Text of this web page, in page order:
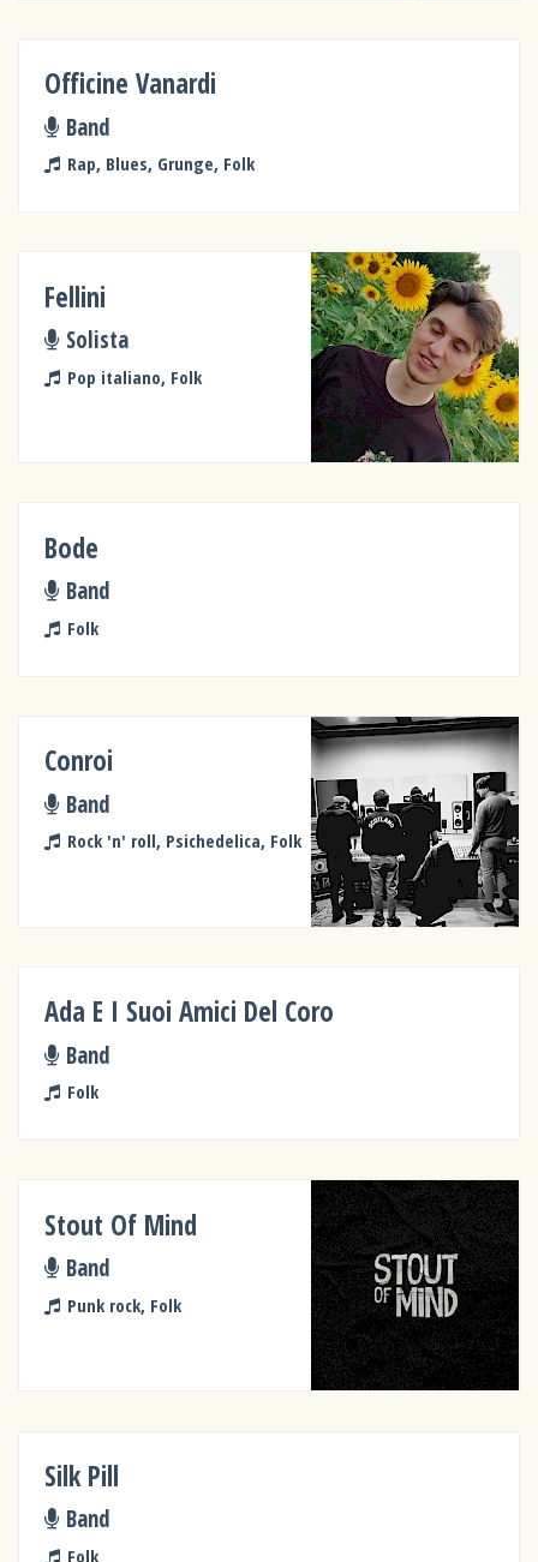
Officine Vanardi
Band
Rap, Blues, Grunge, Folk
Fellini
Solista
Pop italiano, Folk
Bode
Band
Folk
Conroi
Band
Rock 'n' roll, Psichedelica, Folk
Ada E I Suoi Amici Del Coro
Band
Folk
Stout Of Mind
Band
Punk rock, Folk
Silk Pill
Band
Folk